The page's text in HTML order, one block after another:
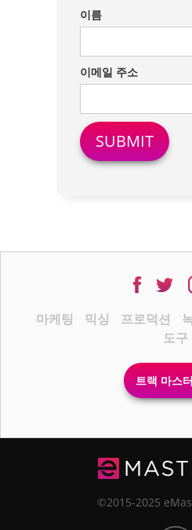
이름
이메일 주소
마케팅 믹싱 프로덕션
도구
트랙 마스
©2015-2025